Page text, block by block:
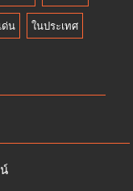
ด่น ในประเทศ